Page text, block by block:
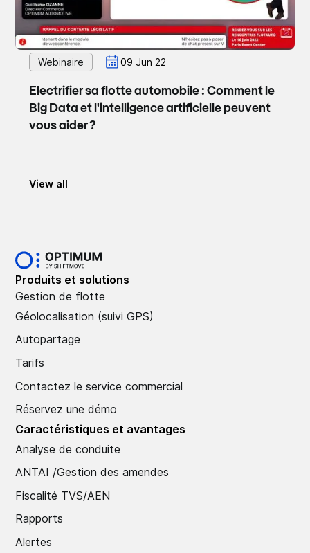
Webinaire 09 Jun 22
Electrifier sa flotte automobile : Comment le
Big Data et l'intelligence artificielle peuvent
vous aider ?
View all
Produits et solutions
Gestion de flotte
Géolocalisation (suivi GPS)
Autopartage
Tarifs
Contactez le service commercial
Réservez une démo
Caractéristiques et avantages
Analyse de conduite
ANTAI /Gestion des amendes
Fiscalité TVS/AEN
Rapports
Alertes